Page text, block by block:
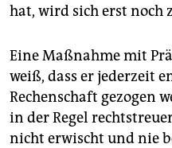
abo
genossenschaft
epaper login
hat, wird sich erst noch
Eine Maßnahme mit
weiß, dass er jederzeit
Rechenschaft gezogen
in der Regel
nicht erwischt und nie